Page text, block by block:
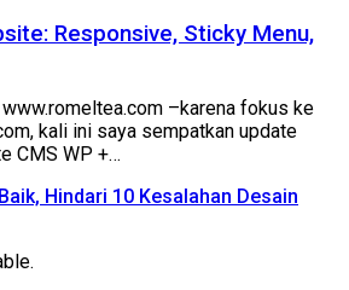
Responsive, Sticky Menu,
www.romeltea.com –karena fokus ke
kali ini saya sempatkan update
CMS WP +…
Hindari 10 Kesalahan Desain